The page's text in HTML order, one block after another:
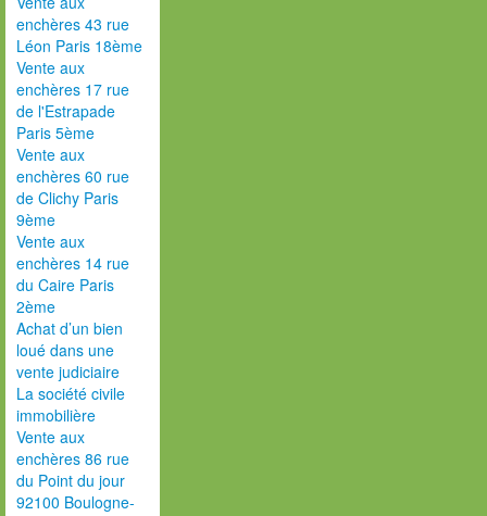
enchères 43 rue
Léon Paris 18ème
Vente aux
enchères 17 rue
de l'Estrapade
Paris 5ème
Vente aux
enchères 60 rue
de Clichy Paris
9ème
Vente aux
enchères 14 rue
du Caire Paris
2ème
Achat d’un bien
loué dans une
vente judiciaire
La société civile
immobilière
Vente aux
enchères 86 rue
du Point du jour
92100 Boulogne-